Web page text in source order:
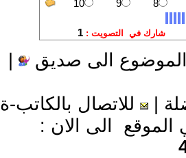
الى صديق
للاتصال بالكاتب-ة
الى الان :